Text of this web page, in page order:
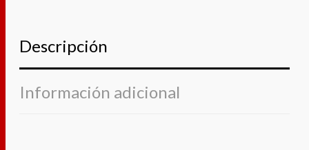
Descripción
Información adicional